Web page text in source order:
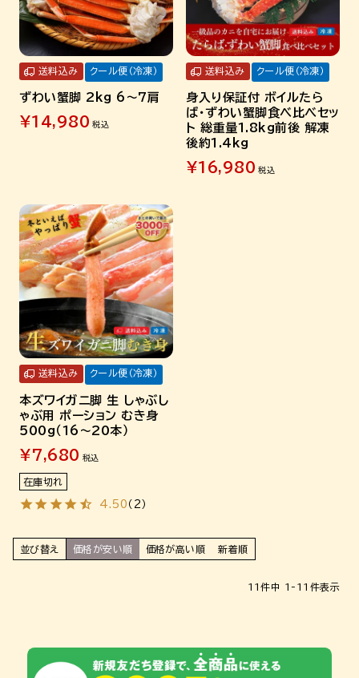
ずわい蟹脚 2kg 6～7肩
送料込み クール便（冷凍）
¥14,980 税込
身入り保証付 ボイルたら
ば・ずわい蟹脚食べ比べセッ
ト 総重量1.8kg前後 解凍
後約1.4kg
送料込み クール便（冷凍）
¥16,980 税込
本ズワイガニ脚 生 しゃぶし
ゃぶ用 ポーション むき身
500g（16～20本）
送料込み クール便（冷凍）
¥ 7,680 税込
在庫切れ
4.50 （ 2 ）
並び替え 価格が安い順 価格が高い順 新着順
11件中 1- 11 件表示